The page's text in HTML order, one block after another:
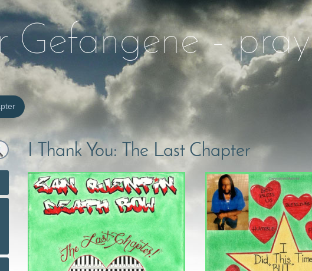
Gefangene -
I Thank You: The Last Chapter